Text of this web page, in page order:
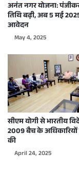
अनंत नगर योजना:
तिथि बढ़ी, अब 5 मई
आवेदन
May 4, 2025
सीएम योगी से भारतीय
2009 बैच के
की
April 24, 2025